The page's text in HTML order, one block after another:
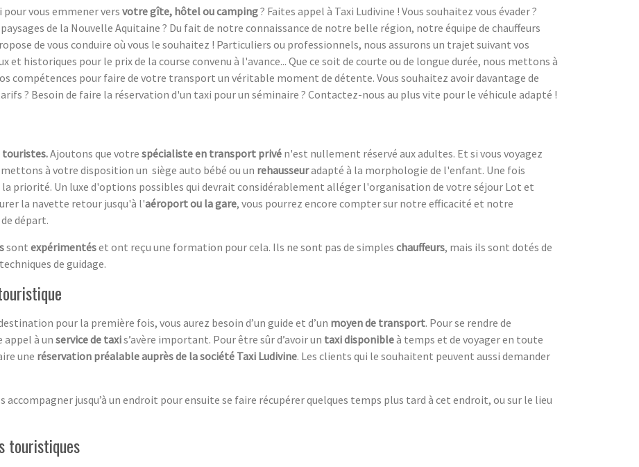
pour vous emmener vers votre gîte, hôtel ou camping? Faites appel à Taxi Ludivine ! Vous souhaitez vous évader ?
de la Nouvelle Aquitaine ? Du fait de notre connaissance de notre belle région, notre équipe de chauffeurs
de vous conduire où vous le souhaitez ! Particuliers ou professionnels, nous assurons un trajet suivant vos
et historiques pour le prix de la course convenu à l'avance... Que ce soit de courte ou de longue durée, nous mettons à
pour faire de votre transport un véritable moment de détente. Vous souhaitez avoir davantage de
? Besoin de faire la réservation d'un taxi pour un séminaire ? Contactez-nous au plus vite pour le véhicule adapté !
touristes.Ajoutons que votre spécialiste en transport privé n'est nullement réservé aux adultes. Et si vous voyagez
à votre disposition un siège auto bébé ou un rehausseuradapté à la morphologie de l'enfant. Une fois
la priorité. Un luxe d'options possibles qui devrait considérablement alléger l'organisation de votre séjour Lot et
la navette retour jusqu'à l'aéroport ou la gare, vous pourrez encore compter sur notre efficacité et notre
départ.
sont expérimentéset ont reçu une formation pour cela. Ils ne sont pas de simples chauffeurs, mais ils sont dotés de
de guidage.
pour la première fois, vous aurez besoin d’un guide et d’un moyen de transport. Pour se rendre de
à unservice de taxis’avère important. Pour être sûr d’avoir un taxi disponibleà temps et de voyager en toute
une réservation préalable auprès de la société Taxi Ludivine. Les clients qui le souhaitent peuvent aussi demander
accompagner jusqu’à un endroit pour ensuite se faire récupérer quelques temps plus tard à cet endroit, ou sur le lieu
touristiques